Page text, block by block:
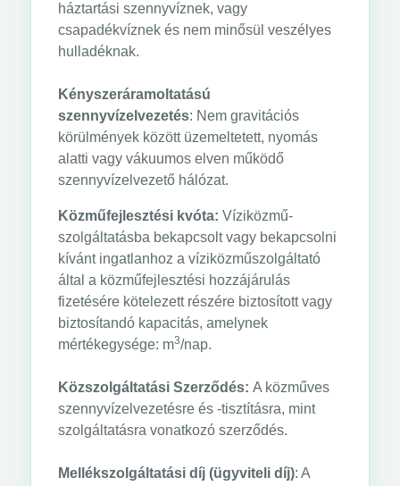
háztartási szennyvíznek, vagy
csapadékvíznek és nem minősül veszélyes
hulladéknak.
Kényszeráramoltatású
szennyvízelvezetés: Nem gravitációs
körülmények között üzemeltetett, nyomás
alatti vagy vákuumos elven működő
szennyvízelvezető hálózat.
Közműfejlesztési kvóta: Víziközmű-
szolgáltatásba bekapcsolt vagy bekapcsolni
kívánt ingatlanhoz a víziközműszolgáltató
által a közműfejlesztési hozzájárulás
fizetésére kötelezett részére biztosított vagy
biztosítandó kapacitás, amelynek
mértékegysége: m3/nap.
Közszolgáltatási Szerződés: A közműves
szennyvízelvezetésre és -tisztításra, mint
szolgáltatásra vonatkozó szerződés.
Mellékszolgáltatási díj (ügyviteli díj): A